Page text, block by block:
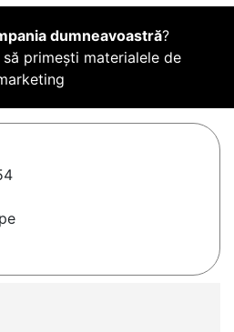
dumneavoastră?
să primești materialele de